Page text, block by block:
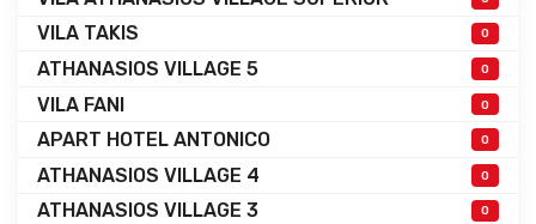
VILA TAKIS 0
ATHANASIOS VILLAGE 5 0
VILA FANI 0
APART HOTEL ANTONICO 0
ATHANASIOS VILLAGE 4 0
ATHANASIOS VILLAGE 3 0